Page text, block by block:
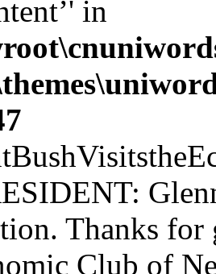
in
Thanks for
Club of